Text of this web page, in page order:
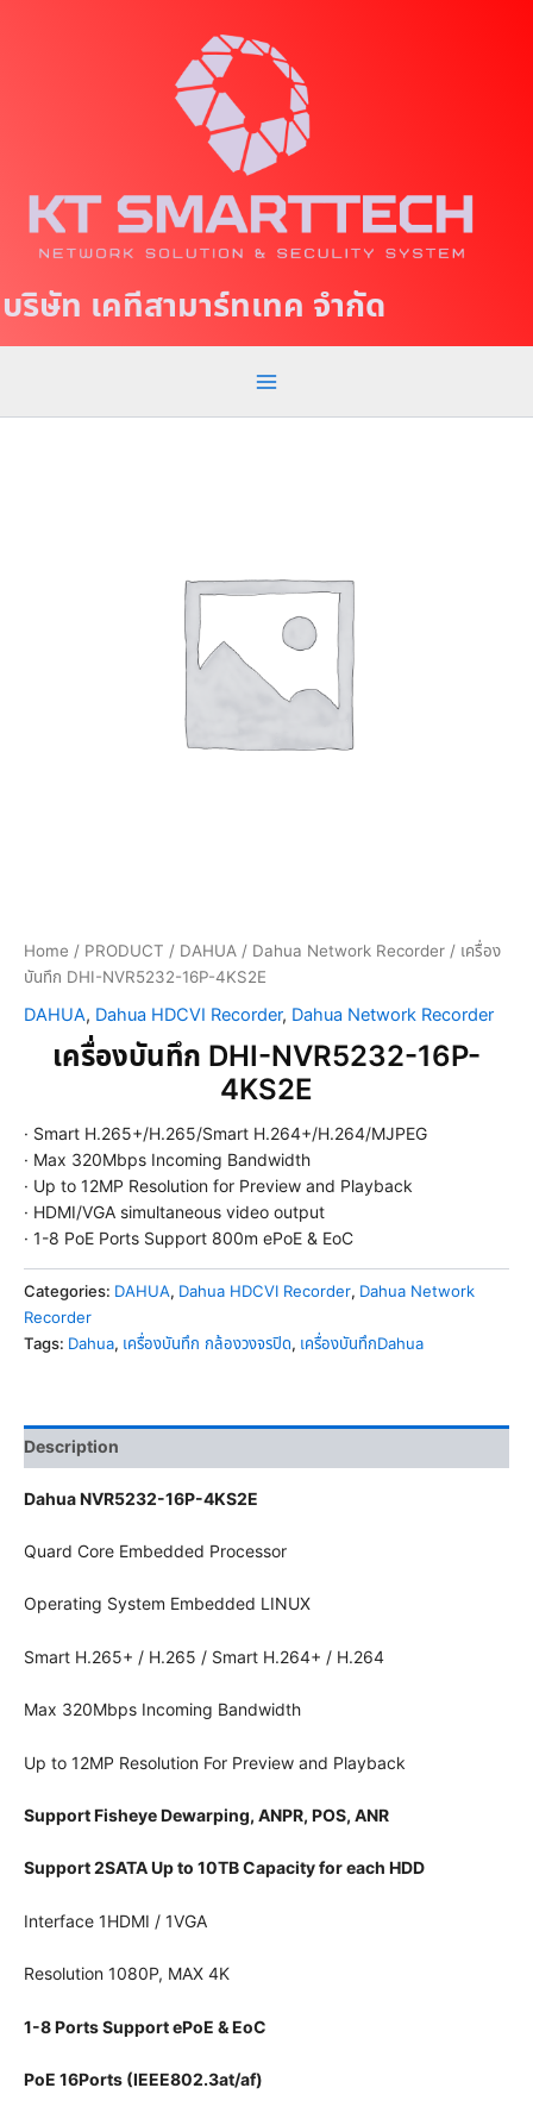
eบริษัท เคทีสามาร์ทเทค จำกัด
a
n
M
e
Home / PRODUCT / DAHUA / Dahua Network Recorder / เครื่อง
บันทึก DHI-NVR5232-16P-4KS2E
DAHUA, Dahua HDCVI Recorder, Dahua Network Recorder
เครื่องบันทึก DHI-NVR5232-16P-
4KS2E
· Smart H.265+/H.265/Smart H.264+/H.264/MJPEG
· Max 320Mbps Incoming Bandwidth
· Up to 12MP Resolution for Preview and Playback
· HDMI/VGA simultaneous video output
· 1-8 PoE Ports Support 800m ePoE & EoC
Categories: DAHUA, Dahua HDCVI Recorder, Dahua Network
Recorder
Tags: Dahua, เครื่องบันทึก กล้องวงจรปิด, เครื่องบันทึกDahua
Description
Dahua NVR5232-16P-4KS2E
Quard Core Embedded Processor
Operating System Embedded LINUX
Smart H.265+ / H.265 / Smart H.264+ / H.264
Max 320Mbps Incoming Bandwidth
Up to 12MP Resolution For Preview and Playback
Support Fisheye Dewarping, ANPR, POS, ANR
Support 2SATA Up to 10TB Capacity for each HDD
Interface 1HDMI / 1VGA
Resolution 1080P, MAX 4K
1-8 Ports Support ePoE & EoC
PoE 16Ports (IEEE802.3at/af)